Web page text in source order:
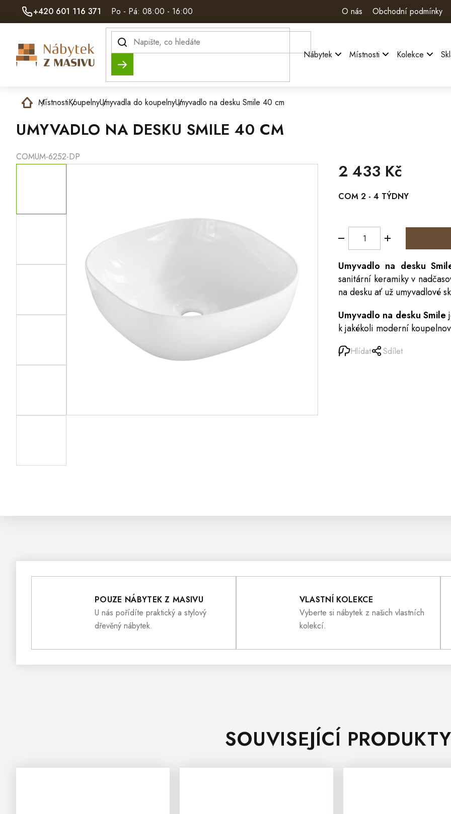
+420 601 116 371 Po - Pá: 08:00 - 16:00 O nás Obchodní podmínky
Hledat Nábytek Místnosti Kolekce
DomůMístnostiKoupelnyUmyvadla do koupelnyUmyvadlo na desku Smile 40 cm
UMYVADLO NA DESKU SMILE 40 CM
COMUM-6252-DP
2 433 Kč
cena:
COM 2 - 4 TÝDNY
Umyvadlo na desku
sanitární keramiky v
na desku ať už umyvadlové
Umyvadlo na desku Smile
k jakékoli moderní
Hlídat Sdílet
POUZE NÁBYTEK Z MASIVU
U nás pořídíte praktický a stylový
dřevěný nábytek.
VLASTNÍ KOLEKCE
Vyberte si nábytek z našich vlastních
kolekcí.
SOUVISEJÍCÍ PRODUKTY